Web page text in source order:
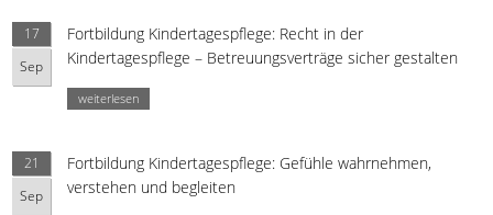
17
Sep
Fortbildung Kindertagespflege: Recht in der
Kindertagespflege – Betreuungsverträge sicher gestalten
weiterlesen
21
Sep
Fortbildung Kindertagespflege: Gefühle wahrnehmen,
verstehen und begleiten